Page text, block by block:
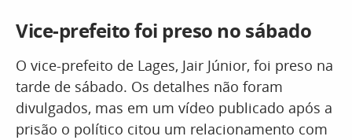
Vice-prefeito foi preso no sábado
O vice-prefeito de Lages, Jair Júnior, foi preso na
tarde de sábado. Os detalhes não foram
divulgados, mas em um vídeo publicado após a
prisão o político citou um relacionamento com